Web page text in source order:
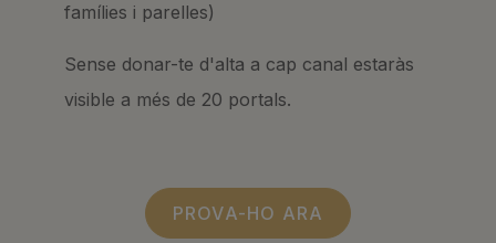
famílies i parelles)
Sense donar-te d'alta a cap canal estaràs
visible a més de 20 portals.
PROVA-HO ARA